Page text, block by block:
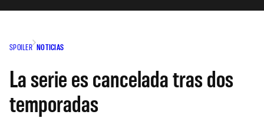
SPOILER NOTICIAS
La serie es cancelada tras dos
temporadas